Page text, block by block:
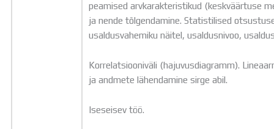
peamised arvkarakteristikud (keskväärtuse
ja nende tõlgendamine. Statistilised
usaldusvahemiku näitel, usaldusnivoo,
Korrelatsiooniväli (hajuvusdiagramm).
ja andmete lähendamine sirge abil.
Iseseisev töö.